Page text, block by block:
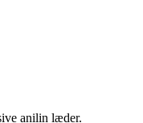
anilin læder.